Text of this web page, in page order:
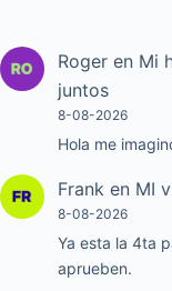
Roger en Mi
juntos
8-08-2026
Hola me
Frank en MI
8-08-2026
Ya esta la 4ta
aprueben.